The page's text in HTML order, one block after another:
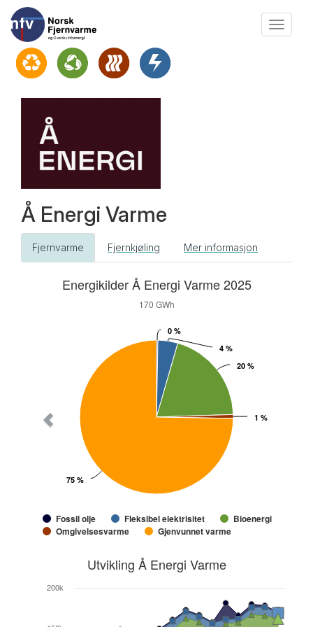
Vis
meny
Å Energi Varme
Fjernvarme Fjernkjøling Mer informasjon
Energikilder Å Energi Varme 2025
170 GWh
0 %
0 %
4 %
4 %
20 %
20 %
1 %
1 %
75 %
75 %
Fossil olje Fleksibel elektrisitet
Bioenergi
Omgivelsesvarme
Gjenvunnet varme
Forrige
Utvikling Å Energi Varme
200k